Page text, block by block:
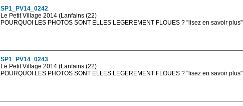
SP1_PV14_0242
Le Petit Village 2014 (Lanfains (22)
POURQUOI LES PHOTOS SONT ELLES LEGEREMENT FLOUES ? "lisez en savoir plus"
SP1_PV14_0243
Le Petit Village 2014 (Lanfains (22)
POURQUOI LES PHOTOS SONT ELLES LEGEREMENT FLOUES ? "lisez en savoir plus"